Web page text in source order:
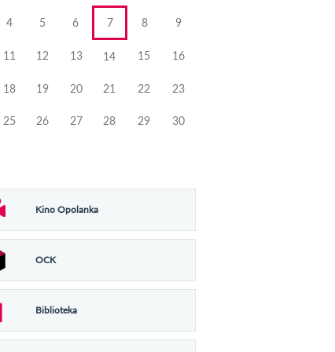
4 5 6 7 8 9
11 12 13 14 15 16
18 19 20 21 22 23
25 26 27 28 29 30
Kino Opolanka
OCK
Biblioteka